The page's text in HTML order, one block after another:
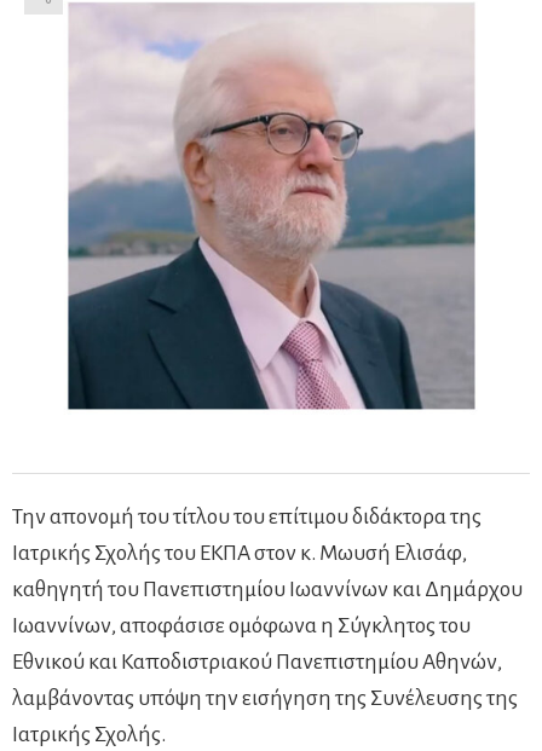
Την απονομή του τίτλου του επίτιμου διδάκτορα της
Ιατρικής Σχολής του ΕΚΠΑ στον κ. Μωυσή Ελισάφ,
καθηγητή του Πανεπιστημίου Ιωαννίνων και Δημάρχου
Ιωαννίνων, αποφάσισε ομόφωνα η Σύγκλητος του
Εθνικού και Καποδιστριακού Πανεπιστημίου Αθηνών,
λαμβάνοντας υπόψη την εισήγηση της Συνέλευσης της
Ιατρικής Σχολής.